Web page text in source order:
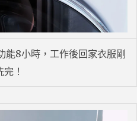
8小時，工作後回家衣服剛
！